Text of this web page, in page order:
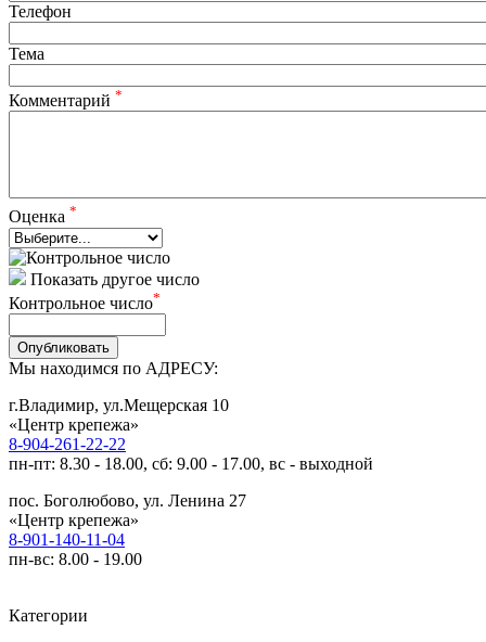
Телефон
Тема
Комментарий *
Оценка *
Показать другое число
Контрольное число*
Опубликовать
Мы находимся по АДРЕСУ:
г.Владимир, ул.Мещерская 10
«Центр крепежа»
8-904-261-22-22
пн-пт: 8.30 - 18.00, сб: 9.00 - 17.00, вс - выходной
пос. Боголюбово, ул. Ленина 27
«Центр крепежа»
8-901-140-11-04
пн-вс: 8.00 - 19.00
Категории